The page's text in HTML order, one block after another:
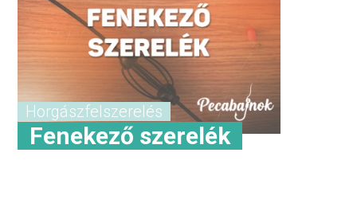
Horgászfelszerelés
Fenekező szerelék